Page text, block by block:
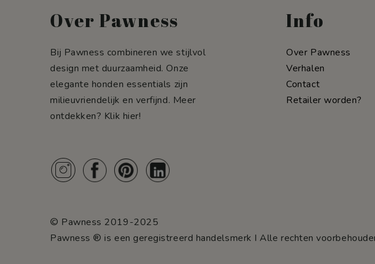
Over Pawness
Bij Pawness combineren we stijlvol
design met duurzaamheid. Onze
elegante honden essentials zijn
milieuvriendelijk en verfijnd. Meer
ontdekken? Klik hier!
Info
Over Pawness
Verhalen
Contact
Retailer worden?
© Pawness 2019-2025
Pawness ® is een geregistreerd handelsmerk I Alle rechten